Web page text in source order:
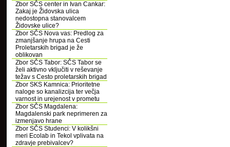
Zbor SČS center in Ivan Cankar:
Zakaj je Židovska ulica
nedostopna stanovalcem
Židovske ulice?
Zbor SČS Nova vas: Predlog za
zmanjšanje hrupa na Cesti
Proletarskih brigad je že
oblikovan
Zbor SČS Tabor: SČS Tabor se
želi aktivno vključiti v reševanje
težav s Cesto proletarskih brigad
Zbor SKS Kamnica: Prioritetne
naloge so kanalizcija ter večja
varnost in urejenost v prometu
Zbor SČS Magdalena:
Magdalenski park neprimeren za
izmenjavo hrane
Zbor SČS Studenci: V kolikšni
meri Ecolab in Tekol vplivata na
zdravje prebivalcev?